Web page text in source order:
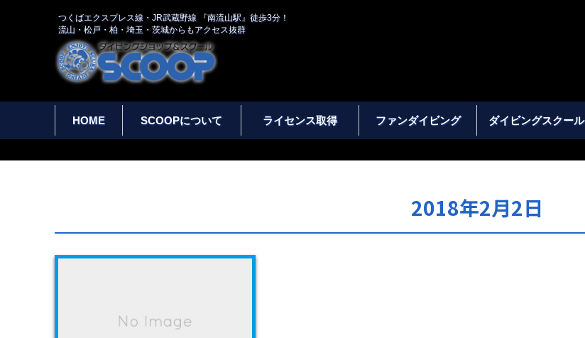
つくばエクスプレス線・JR武蔵野線 『南流山駅』徒歩3分！
流山・松戸・柏・埼玉・茨城からもアクセス抜群
HOME SCOOPについて ライセンス取得 ファンダイビング ダイビングスクール
2018年2月2日